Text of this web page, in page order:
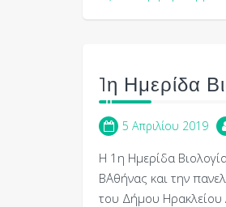
1η Ημερίδα
5 Απριλίου 2019
Η 1η Ημερίδα
Β΄Αθήνας και την
του Δήμου Ηρακλείου